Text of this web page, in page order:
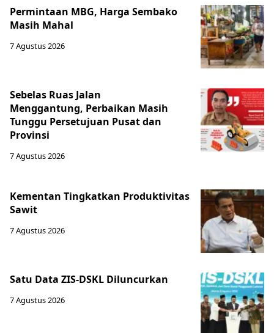
Permintaan MBG, Harga Sembako
Masih Mahal
7 Agustus 2026
Sebelas Ruas Jalan
Menggantung, Perbaikan Masih
Tunggu Persetujuan Pusat dan
Provinsi
7 Agustus 2026
Kementan Tingkatkan Produktivitas
Sawit
7 Agustus 2026
Satu Data ZIS-DSKL Diluncurkan
7 Agustus 2026